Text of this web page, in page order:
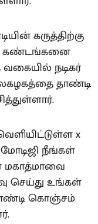
கருத்திற்கு
கண்டங்கனை
வகையில் நடிகர்
தாண்டி
x
நீங்கள்
மகாத்மாவை
செய்து உங்கள்
கொஞ்சம்